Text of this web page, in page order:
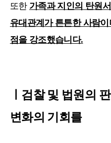
또한 가족과 지인의 탄원
유대관계가 튼튼한 사람
점을 강조했습니다.
ㅣ검찰 및 법원의
변화의 기회를